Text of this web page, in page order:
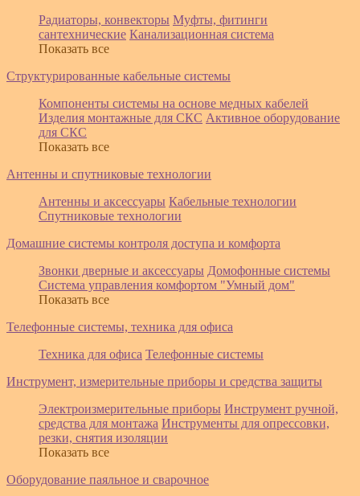
Радиаторы, конвекторы Муфты, фитинги
сантехнические Канализационная система
Показать все
Структурированные кабельные системы
Компоненты системы на основе медных кабелей
Изделия монтажные для СКС Активное оборудование
для СКС
Показать все
Антенны и спутниковые технологии
Антенны и аксессуары Кабельные технологии
Спутниковые технологии
Домашние системы контроля доступа и комфорта
Звонки дверные и аксессуары Домофонные системы
Система управления комфортом "Умный дом"
Показать все
Телефонные системы, техника для офиса
Техника для офиса Телефонные системы
Инструмент, измерительные приборы и средства защиты
Электроизмерительные приборы Инструмент ручной,
средства для монтажа Инструменты для опрессовки,
резки, снятия изоляции
Показать все
Оборудование паяльное и сварочное